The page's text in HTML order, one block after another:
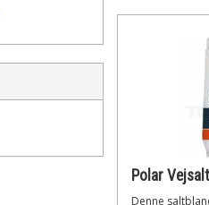
Polar
Denne